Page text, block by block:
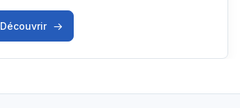
Découvrir